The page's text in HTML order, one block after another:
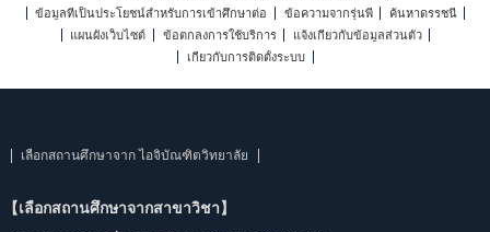
ข้อมูลที่เป็นประโยชน์สำหรับการเข้าศึกษาต่อ
ข้อความจากรุ่นพี่
ค้นหาดรรชนี
แผนผังเว็บไซต์
ข้อตกลงการใช้บริการ
แจ้งเกี่ยวกับข้อมูลส่วนตัว
เกี่ยวกับการติดตั้งระบบ
เลือกสถานศึกษาจาก ไอจิบัณฑิตวิทยาลัย
【เลือกสถานศึกษาจากสาขาวิชา】